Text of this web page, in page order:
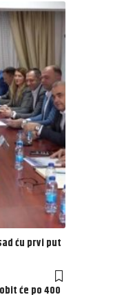
ću prvi put
će po 400